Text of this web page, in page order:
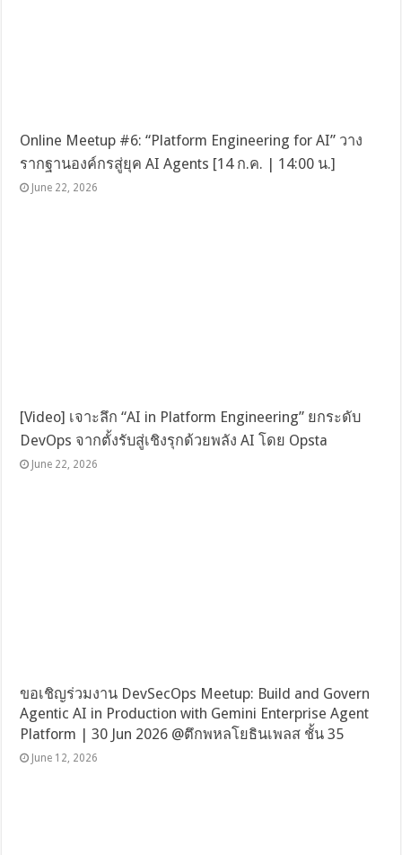
Online Meetup #6: “Platform Engineering for AI” วาง
รากฐานองค์กรสู่ยุค AI Agents [14 ก.ค. | 14:00 น.]
June 22, 2026
[Video] เจาะลึก “AI in Platform Engineering” ยกระดับ
DevOps จากตั้งรับสู่เชิงรุกด้วยพลัง AI โดย Opsta
June 22, 2026
ขอเชิญร่วมงาน DevSecOps Meetup: Build and Govern
Agentic AI in Production with Gemini Enterprise Agent
Platform | 30 Jun 2026 @ตึกพหลโยธินเพลส ชั้น 35
June 12, 2026